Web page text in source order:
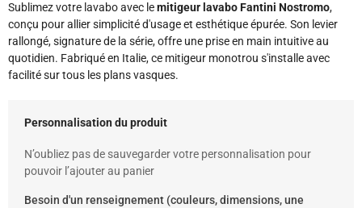
Sublimez votre lavabo avec lemitigeur lavabo Fantini Nostromo,
conçu pour allier simplicité d'usage et esthétique épurée. Son levier
rallongé, signature de la série, offre une prise en main intuitive au
quotidien. Fabriqué en Italie, ce mitigeur monotrou s'installe avec
facilité sur tous les plans vasques.
Personnalisation du produit
N’oubliez pas de sauvegarder votre personnalisation pour
pouvoir l’ajouter au panier
Besoin d'un renseignement (couleurs, dimensions, une